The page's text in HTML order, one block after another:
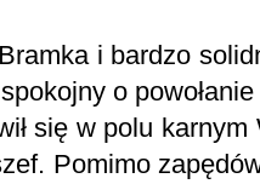
i bardzo
o
się w polu karnym
Pomimo